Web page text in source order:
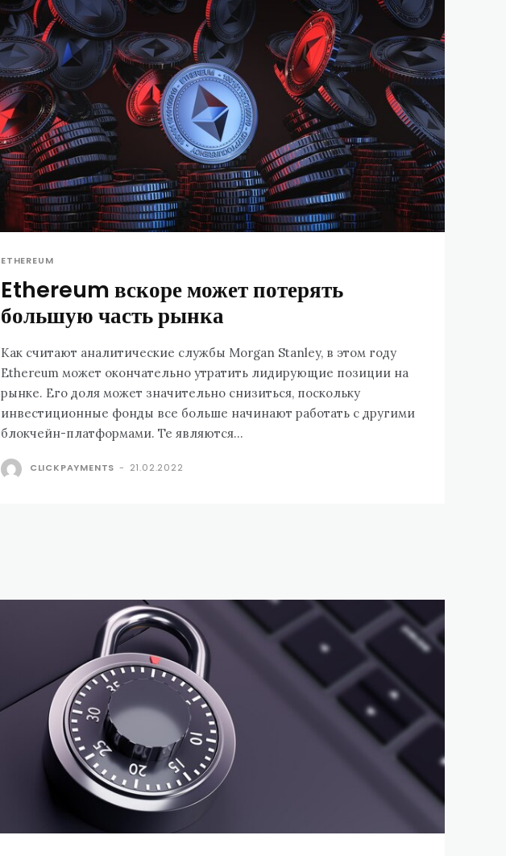
ETHEREUM
Ethereum вскоре может потерять
большую часть рынка
Как считают аналитические службы Morgan Stanley, в этом году
Ethereum может окончательно утратить лидирующие позиции на
рынке. Его доля может значительно снизиться, поскольку
инвестиционные фонды все больше начинают работать с другими
блокчейн-платформами. Те являются...
CLICKPAYMENTS - 21.02.2022